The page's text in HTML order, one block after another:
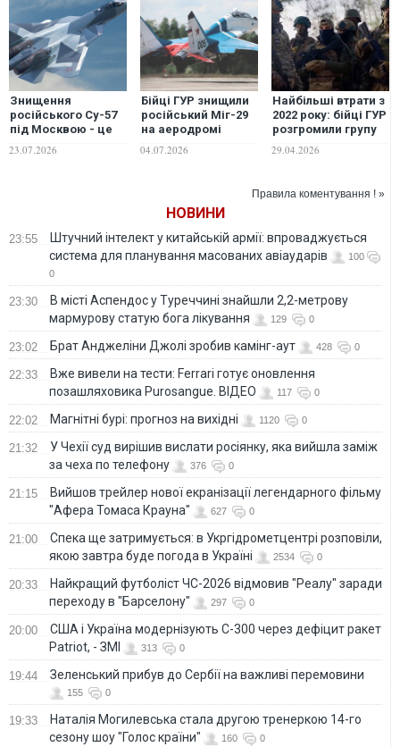
Знищення
російського Су-57
під Москвою - це
спецоперації
23.07.2026
Бійці ГУР знищили
російський Міг-29
на аеродромі
04.07.2026
Найбільші втрати з
2022 року: бійці ГУР
розгромили групу
29.04.2026
Правила коментування ! »
НОВИНИ
23:55
Штучний інтелект у китайській армії: впроваджується
система для планування масованих авіаударів
100
0
23:30
В місті Аспендос у Туреччині знайшли 2,2-метрову
мармурову статую бога лікування
129 0
23:02 Брат Анджеліни Джолі зробив камінг-аут 428 0
22:33
Вже вивели на тести: Ferrari готує оновлення
позашляховика Purosangue. ВІДЕО
117 0
22:02 Магнітні бурі: прогноз на вихідні 1120 0
21:32
У Чехії суд вирішив вислати росіянку, яка вийшла заміж
за чеха по телефону
376 0
21:15
Вийшов трейлер нової екранізації легендарного фільму
"Афера Томаса Крауна"
627 0
21:00
Спека ще затримується: в Укргідрометцентрі розповіли,
якою завтра буде погода в Україні
2534 0
20:33
Найкращий футболіст ЧС-2026 відмовив "Реалу" заради
переходу в "Барселону"
297 0
20:00
США і Україна модернізують С-300 через дефіцит ракет
Patriot, - ЗМІ
313 0
19:44 Зеленський прибув до Сербії на важливі перемовини
155 0
19:33
Наталія Могилевська стала другою тренеркою 14-го
сезону шоу "Голос країни"
160 0